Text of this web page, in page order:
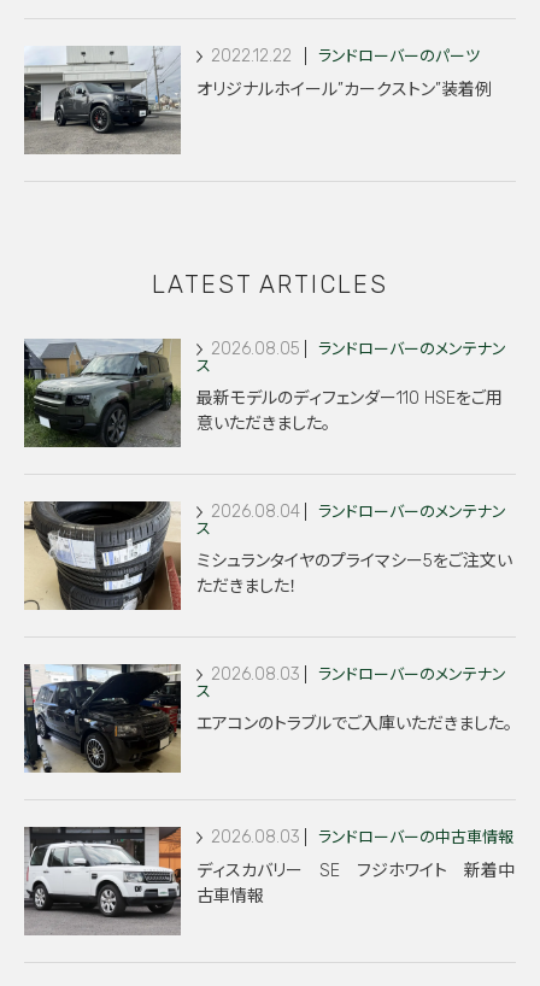
2022.12.22 ランドローバーのパーツ
オリジナルホイール”カークストン”装着例
LATEST ARTICLES
2026.08.05
ランドローバーのメンテナン
ス
最新モデルのディフェンダー110 HSEをご用
意いただきました。
2026.08.04
ランドローバーのメンテナン
ス
ミシュランタイヤのプライマシー5をご注文い
ただきました！
2026.08.03
ランドローバーのメンテナン
ス
エアコンのトラブルでご入庫いただきました。
2026.08.03 ランドローバーの中古車情報
ディスカバリー SE フジホワイト 新着中
古車情報